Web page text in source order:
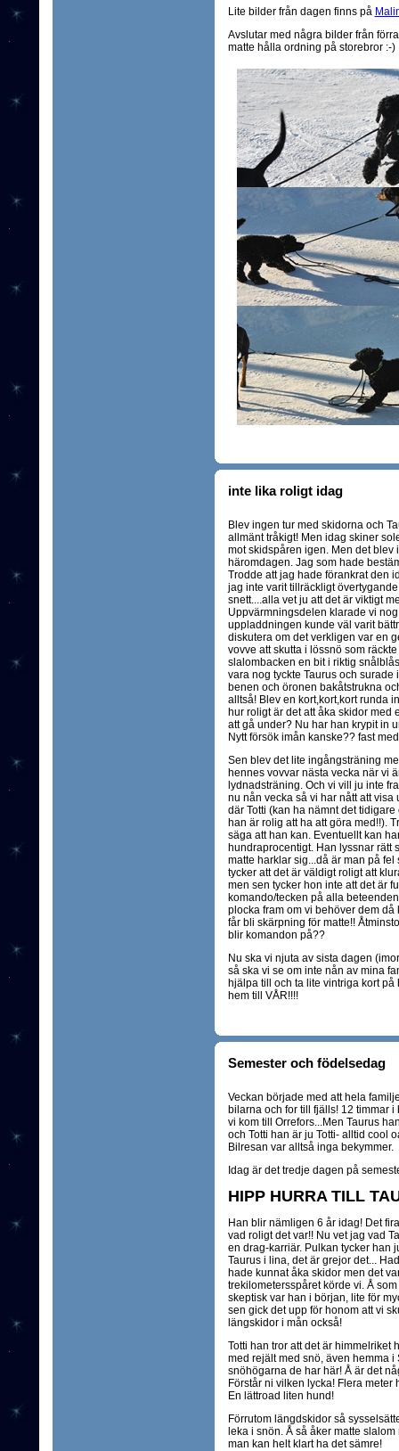
Lite bilder från dagen finns på
Avslutar med några bilder från
matte hålla ordning på storebror :-)
inte lika roligt idag
Blev ingen tur med skidorna och
allmänt tråkigt! Men idag skiner
mot skidspåren igen. Men det
häromdagen. Jag som hade
Trodde att jag hade förankrat den
jag inte varit tillräckligt
snett....alla vet ju att det är viktigt
Uppvärmningsdelen klarade vi
uppladdningen kunde väl varit
diskutera om det verkligen var en
vovve att skutta i lössnö som
slalombacken en bit i riktig
vara nog tyckte Taurus och
benen och öronen bakåtstrukna
alltså! Blev en kort,kort,kort runda
hur roligt är det att åka skidor med
att gå under? Nu har han krypit in
Nytt försök imån kanske?? fast
Sen blev det lite ingångsträning
hennes vovvar nästa vecka när vi
lydnadsträning. Och vi vill ju inte
nu nån vecka så vi har nått att
där Totti (kan ha nämnt det
han är rolig att ha att göra med!!).
säga att han kan. Eventuellt kan
hundraprocentigt. Han lyssnar rätt
matte harklar sig...då är man på
tycker att det är väldigt roligt att
men sen tycker hon inte att det är
komando/tecken på alla
plocka fram om vi behöver dem
får bli skärpning för matte!!
blir komandon på??
Nu ska vi njuta av sista dagen
så ska vi se om inte nån av mina
hjälpa till och ta lite vintriga kort
hem till VÅR!!!!
Semester och födelsedag
Veckan började med att hela
bilarna och for till fjälls! 12 timmar
vi kom till Orrefors...Men Taurus
och Totti han är ju Totti- alltid cool
Bilresan var alltså inga bekymmer.
Idag är det tredje dagen på
HIPP HURRA TILL
Han blir nämligen 6 år idag! Det
vad roligt det var!! Nu vet jag vad
en drag-karriär. Pulkan tycker han
Taurus i lina, det är grejor det...
hade kunnat åka skidor men det
trekilometersspåret körde vi. Å
skeptisk var han i början, lite för
sen gick det upp för honom att vi
längskidor i mån också!
Totti han tror att det är himmelriket
med rejält med snö, även hemma
snöhögarna de har här! Å är det
Förstår ni vilken lycka! Flera
En lättroad liten hund!
Förrutom längdskidor så
leka i snön. Å så åker matte
man kan helt klart ha det sämre!